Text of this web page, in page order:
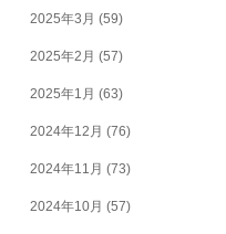
2025年3月 (59)
2025年2月 (57)
2025年1月 (63)
2024年12月 (76)
2024年11月 (73)
2024年10月 (57)